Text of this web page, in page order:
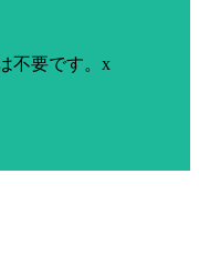
不要です。 x